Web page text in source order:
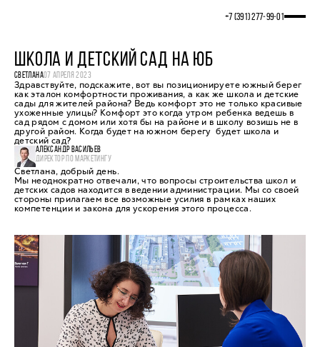
+7 (391) 277‒99‒01
ШКОЛА И ДЕТСКИЙ САД НА ЮБ
СВЕТЛАНА07 АПРЕЛЯ 2023
Здравствуйте, подскажите, вот вы позиционируете южный берег
как эталон комфортности проживания, а как же школа и детские
сады для жителей района? Ведь комфорт это не только красивые
ухоженные улицы? Комфорт это когда утром ребенка ведешь в
сад рядом с домом или хотя бы на районе и в школу возишь не в
другой район. Когда будет на южном берегу будет школа и
детский сад?
АЛЕКСАНДР ВАСИЛЬЕВ
ДИРЕКТОР ПО МАРКЕТИНГУ
Светлана, добрый день.
Мы неоднократно отвечали, что вопросы строительства школ и
детских садов находится в ведении администрации. Мы со своей
стороны прилагаем все возможные усилия в рамках наших
компетенции и закона для ускорения этого процесса.